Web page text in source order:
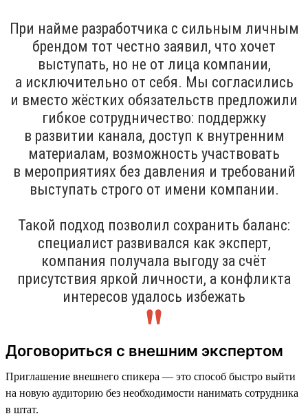
При найме разработчика с сильным личным
брендом тот честно заявил, что хочет
выступать, но не от лица компании,
а исключительно от себя. Мы согласились
и вместо жёстких обязательств предложили
гибкое сотрудничество: поддержку
в развитии канала, доступ к внутренним
материалам, возможность участвовать
в мероприятиях без давления и требований
выступать строго от имени компании.
Такой подход позволил сохранить баланс:
специалист развивался как эксперт,
компания получала выгоду за счёт
присутствия яркой личности, а конфликта
интересов удалось избежать
Договориться с внешним экспертом
Приглашение внешнего спикера — это способ быстро выйти
на новую аудиторию без необходимости нанимать сотрудника
в штат.